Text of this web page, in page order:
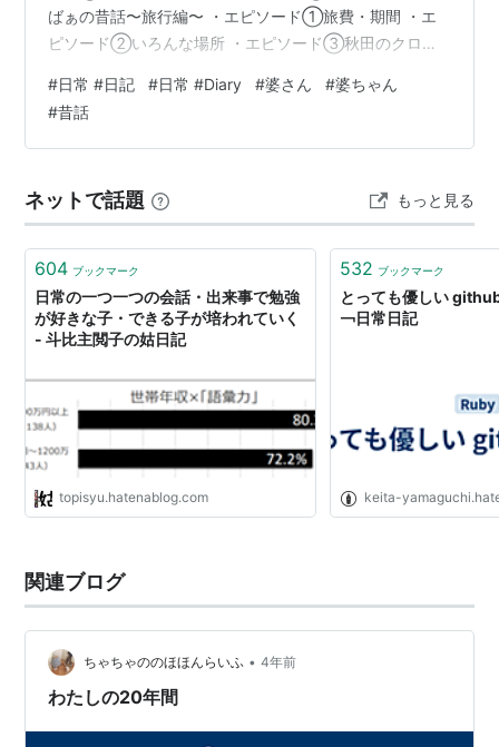
ばぁの昔話〜旅行編〜 ・エピソード①旅費・期間 ・エ
ピソード②いろんな場所 ・エピソード③秋田のクロン
・エピソード⑥フェリー ・エピソード⑦宅急便 ・エピ
ソード⑧お守り 実家の仏壇 ひぃばぁの昔話〜家につい
て〜 ・エピソード①お蚕さま ・エピソード②柿の木 ・
そろそろ大丈夫だろうということでやっと家族と食卓に
座りました。 …
#日常 #日記 #日常 #Diary #婆さん #婆ちゃん
#昔話
ネットで話題 もっと見る
604 ブックマーク
日常の一つ一つの会話・出来事で勉強
が好きな子・できる子が培われていく
- 斗比主閲子の姑日記
topisyu.hatenablog.com
532 ブックマーク
とっても優しい
￢日常日記
keita-
関連ブログ
ちゃちゃののほほんらいふ • 4年前
わたしの20年間